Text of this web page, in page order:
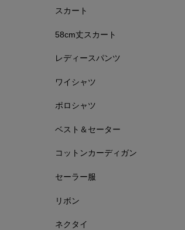
スカート
58cm丈スカート
レディースパンツ
ワイシャツ
ポロシャツ
ベスト＆セーター
コットンカーディガン
セーラー服
リボン
ネクタイ